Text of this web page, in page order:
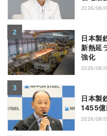
2026/08/
日本製
新熱延
強化
2026/08/
日本製
1455
2026/08/